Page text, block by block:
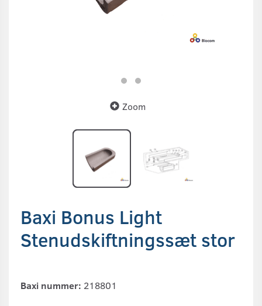
Zoom
Baxi Bonus Light
Stenudskiftningssæt stor
Baxi nummer: 218801